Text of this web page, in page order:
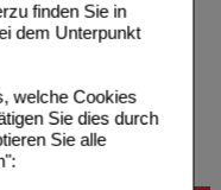
finden Sie in
dem Unterpunkt
welche Cookies
Sie dies durch
Sie alle